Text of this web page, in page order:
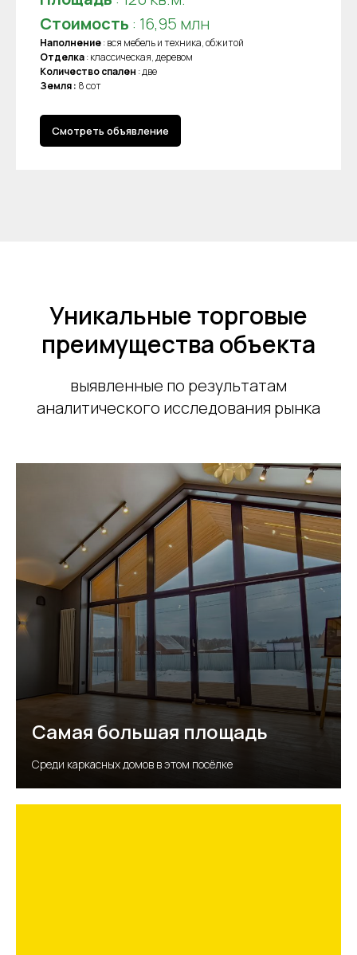
Стоимость : 16,95 млн
Наполнение: вся мебель и техника, обжитой
Отделка: классическая, деревом
Количество спален : две
Земля : 8 сот
Смотреть объявление
Уникальные торговые
преимущества объекта
выявленные по результатам
аналитического исследования рынка
Самая большая площадь
Среди каркасных домов в этом посёлке